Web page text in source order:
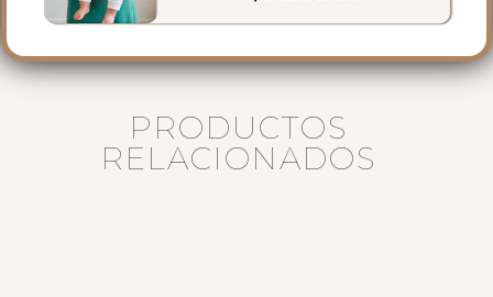
PRODUCTOS
RELACIONADOS